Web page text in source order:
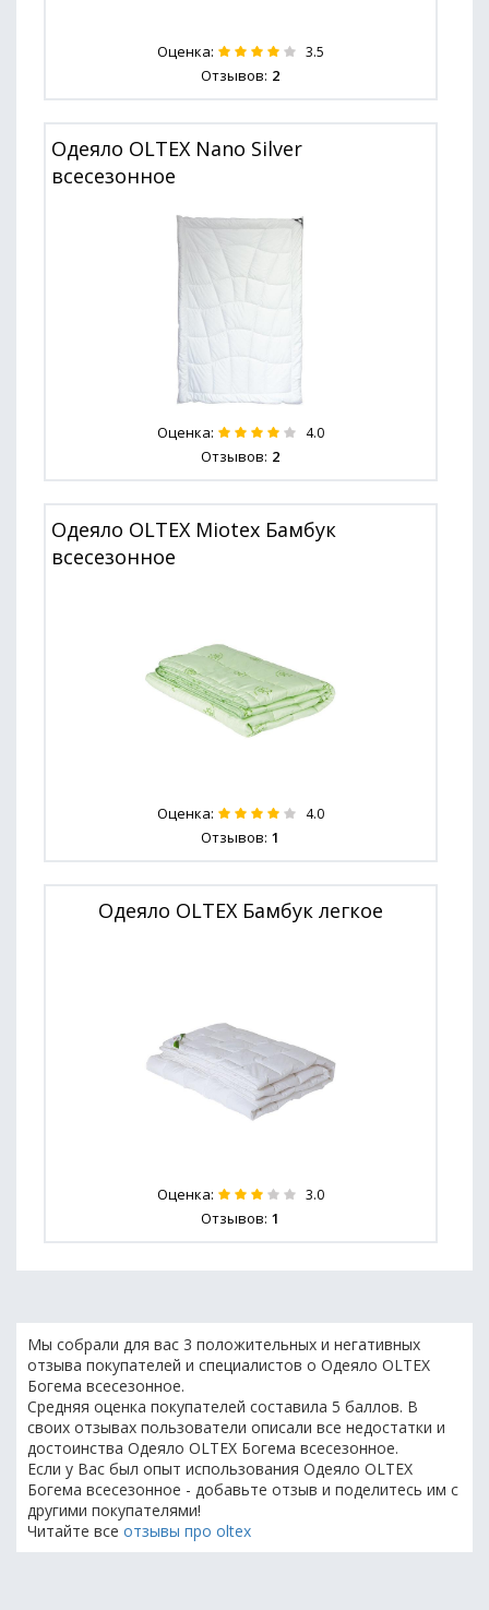
Оценка: 3.5
Отзывов: 2
Одеяло OLTEX Nano Silver
всесезонное
Оценка: 4.0
Отзывов: 2
Одеяло OLTEX Miotex Бамбук
всесезонное
Оценка: 4.0
Отзывов: 1
Одеяло OLTEX Бамбук легкое
Оценка: 3.0
Отзывов: 1
Мы собрали для вас 3 положительных и негативных
отзыва покупателей и специалистов о Одеяло OLTEX
Богема всесезонное.
Средняя оценка покупателей составила 5 баллов. В
своих отзывах пользователи описали все недостатки и
достоинства Одеяло OLTEX Богема всесезонное.
Если у Вас был опыт использования Одеяло OLTEX
Богема всесезонное - добавьте отзыв и поделитесь им с
другими покупателями!
Читайте все отзывы про oltex